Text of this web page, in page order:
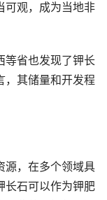
观，成为当地非
省也发现了钾长
，其储量和开发程
，在多个领域具
长石可以作为钾肥